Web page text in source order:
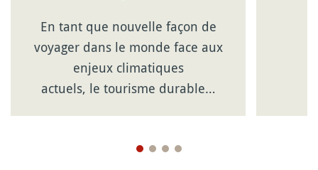
En tant que nouvelle façon de
voyager dans le monde face aux
enjeux climatiques
actuels, le tourisme durable…